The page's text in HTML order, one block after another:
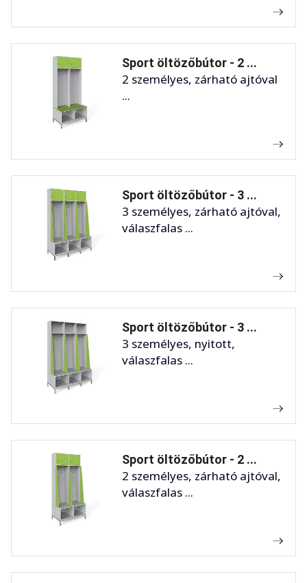
Sport öltözőbútor - 2 ...
2 személyes, zárható ajtóval
...
Sport öltözőbútor - 3 ...
3 személyes, zárható ajtóval,
válaszfalas ...
Sport öltözőbútor - 3 ...
3 személyes, nyitott,
válaszfalas ...
Sport öltözőbútor - 2 ...
2 személyes, zárható ajtóval,
válaszfalas ...